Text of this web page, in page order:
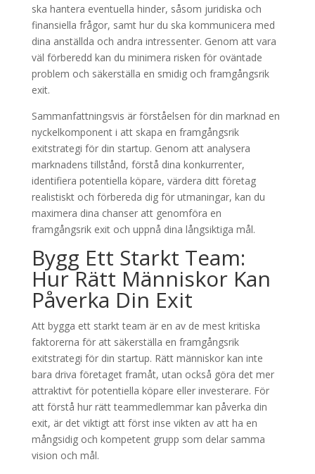
ska hantera eventuella hinder, såsom juridiska och
finansiella frågor, samt hur du ska kommunicera med
dina anställda och andra intressenter. Genom att vara
väl förberedd kan du minimera risken för oväntade
problem och säkerställa en smidig och framgångsrik
exit.
Sammanfattningsvis är förståelsen för din marknad en
nyckelkomponent i att skapa en framgångsrik
exitstrategi för din startup. Genom att analysera
marknadens tillstånd, förstå dina konkurrenter,
identifiera potentiella köpare, värdera ditt företag
realistiskt och förbereda dig för utmaningar, kan du
maximera dina chanser att genomföra en
framgångsrik exit och uppnå dina långsiktiga mål.
Bygg Ett Starkt Team:
Hur Rätt Människor Kan
Påverka Din Exit
Att bygga ett starkt team är en av de mest kritiska
faktorerna för att säkerställa en framgångsrik
exitstrategi för din startup. Rätt människor kan inte
bara driva företaget framåt, utan också göra det mer
attraktivt för potentiella köpare eller investerare. För
att förstå hur rätt teammedlemmar kan påverka din
exit, är det viktigt att först inse vikten av att ha en
mångsidig och kompetent grupp som delar samma
vision och mål.